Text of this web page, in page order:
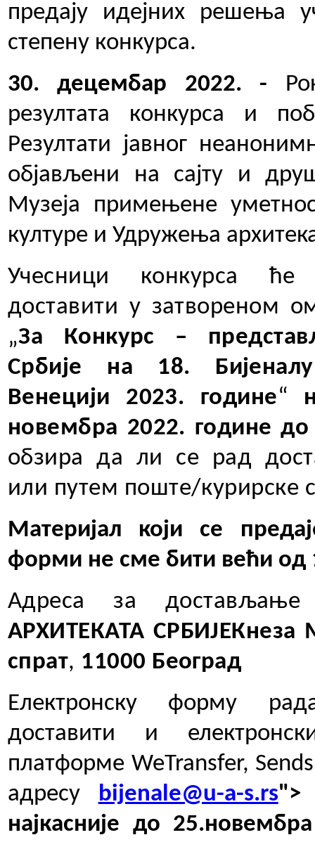
предају идејних решења
степену конкурса.
30. децембар 2022. -
резултата конкурса и
Резултати јавног
објављени на сајту и
Музеја примењене
културе и Удружења
Учесници конкурса ће
доставити у затвореном
„За Конкурс –
Србије на 18.
Венецији 2023. године“
новембра 2022. године до
обзира да ли се рад
или путем поште/курирске
Материјал који се
форми не сме бити већи
Адреса за достављање
АРХИТЕКАТА СРБИЈЕКнеза
спрат, 11000 Београд
Електронску форму
доставити и
платформе WeTransfer,
адресу bijenale@u-a-s.rs
најкасније до 25.